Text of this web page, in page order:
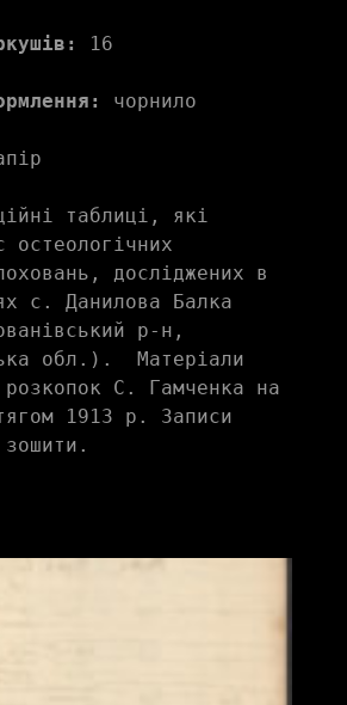
16
чорнило
таблиці, які
остеологічних
досліджених в
с. Данилова Балка
р-н,
обл.).  Матеріали
С. Гамченка на
1913 р. Записи